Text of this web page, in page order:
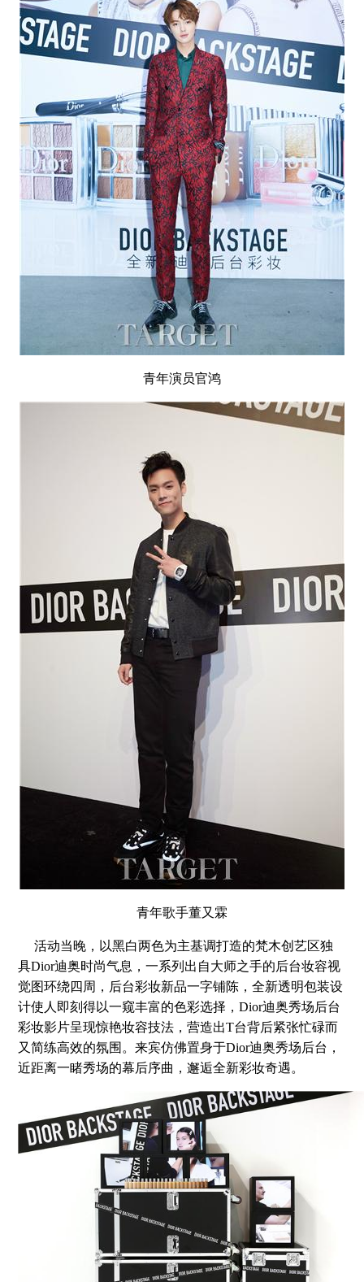
青年演员官鸿
青年歌手董又霖
活动当晚，以黑白两色为主基调打造的梵木创艺区独
具Dior迪奥时尚气息，一系列出自大师之手的后台妆容视
觉图环绕四周，后台彩妆新品一字铺陈，全新透明包装设
计使人即刻得以一窥丰富的色彩选择，Dior迪奥秀场后台
彩妆影片呈现惊艳妆容技法，营造出T台背后紧张忙碌而
又简练高效的氛围。来宾仿佛置身于Dior迪奥秀场后台，
近距离一睹秀场的幕后序曲，邂逅全新彩妆奇遇。